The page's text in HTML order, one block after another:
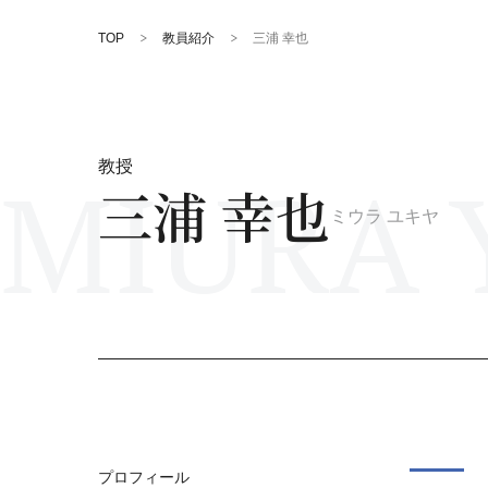
TOP 教員紹介 三浦 幸也
MIURA
教授
三浦 幸也 ミウラ ユキヤ
プロフィール